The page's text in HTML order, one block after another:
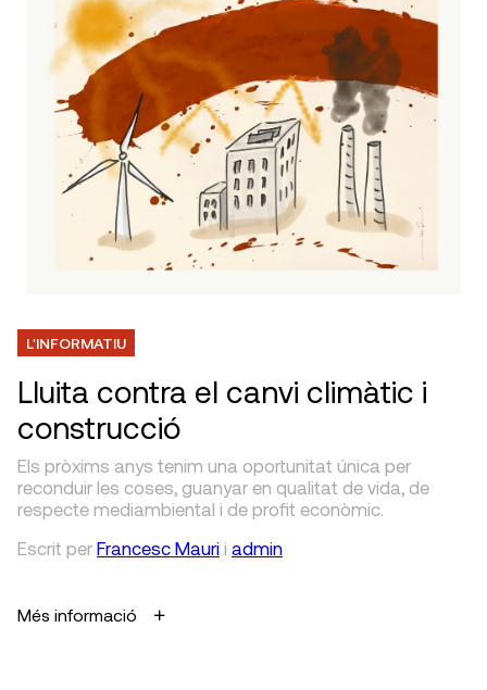
L'INFORMATIU
Lluita contra el canvi climàtic i
construcció
Els pròxims anys tenim una oportunitat única per
reconduir les coses, guanyar en qualitat de vida, de
respecte mediambiental i de profit econòmic.
Escrit per Francesc Mauri i admin
Més informació